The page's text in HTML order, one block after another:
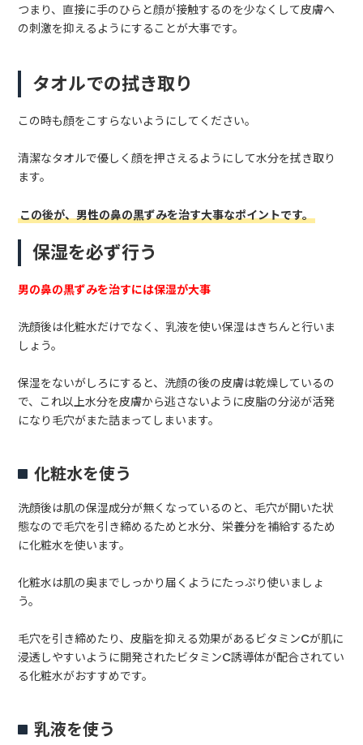
つまり、直接に手のひらと顔が接触するのを少なくして皮膚へ
の刺激を抑えるようにすることが大事です。
タオルでの拭き取り
この時も顔をこすらないようにしてください。
清潔なタオルで優しく顔を押さえるようにして水分を拭き取り
ます。
この後が、男性の鼻の黒ずみを治す大事なポイントです。
保湿を必ず行う
男の鼻の黒ずみを治すには保湿が大事
洗顔後は化粧水だけでなく、乳液を使い保湿はきちんと行いま
しょう。
保湿をないがしろにすると、洗顔の後の皮膚は乾燥しているの
で、これ以上水分を皮膚から逃さないように皮脂の分泌が活発
になり毛穴がまた詰まってしまいます。
化粧水を使う
洗顔後は肌の保湿成分が無くなっているのと、毛穴が開いた状
態なので毛穴を引き締めるためと水分、栄養分を補給するため
に化粧水を使います。
化粧水は肌の奥までしっかり届くようにたっぷり使いましょ
う。
毛穴を引き締めたり、皮脂を抑える効果があるビタミンCが肌に
浸透しやすいように開発されたビタミンC誘導体が配合されてい
る化粧水がおすすめです。
乳液を使う